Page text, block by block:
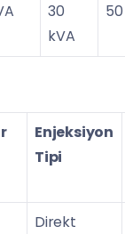
30
kVA
Enjeksiyon
Tipi
Direkt